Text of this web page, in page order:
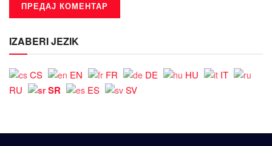
IZABERI JEZIK
CS EN FR DE HU
IT
RU
SR ES SV